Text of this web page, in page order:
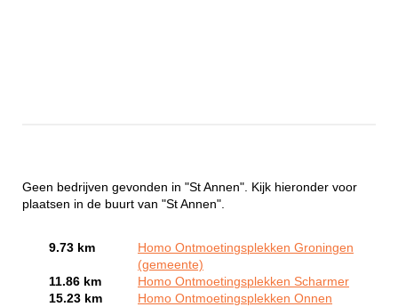
Geen bedrijven gevonden in "St Annen". Kijk hieronder voor
plaatsen in de buurt van "St Annen".
9.73 km
Homo Ontmoetingsplekken Groningen
(gemeente)
11.86 km
Homo Ontmoetingsplekken Scharmer
15.23 km
Homo Ontmoetingsplekken Onnen